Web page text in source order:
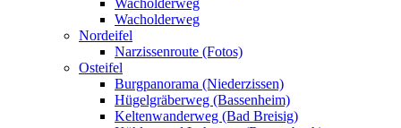
Wacholderweg
Wacholderweg
Nordeifel
Narzissenroute (Fotos)
Osteifel
Burgpanorama (Niederzissen)
Hügelgräberweg (Bassenheim)
Keltenwanderweg (Bad Breisig)